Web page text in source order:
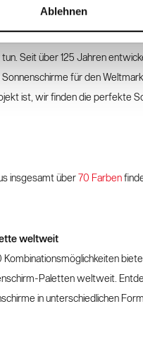
Ablehnen
Sie Glatz
Seit über 125 Jahren
für den
ist, wir finden die perfekte
insgesamt über70 Farben
weltweit
Paletten weltweit.
in unterschiedlichen